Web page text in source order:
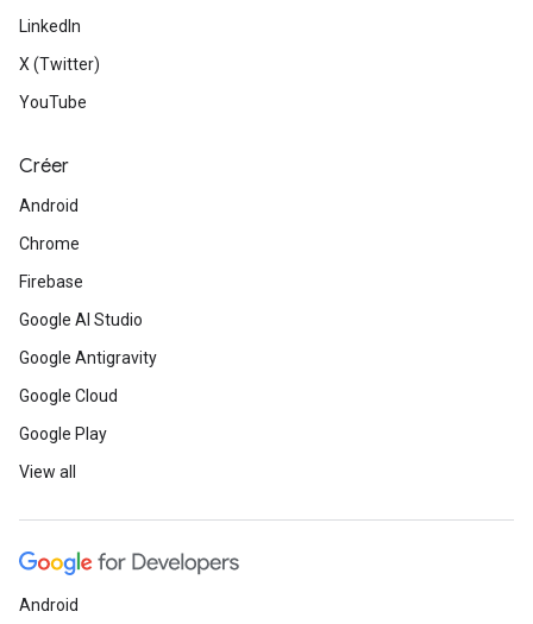
LinkedIn
X (Twitter)
YouTube
Créer
Android
Chrome
Firebase
Google AI Studio
Google Antigravity
Google Cloud
Google Play
View all
Android